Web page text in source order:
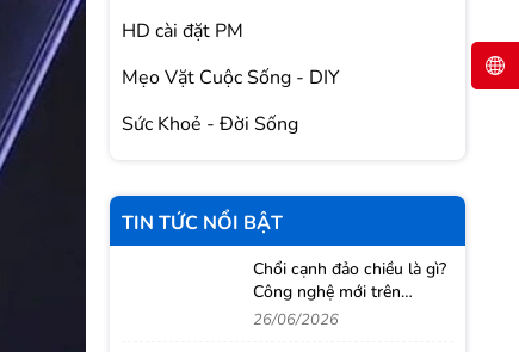
HD cài đặt PM
Mẹo Vặt Cuộc Sống - DIY
Sức Khoẻ - Đời Sống
TIN TỨC NỔI BẬT
Chổi cạnh đảo chiều là gì?
Công nghệ mới trên
Roborock Qrevo 2 Pro
26/06/2026